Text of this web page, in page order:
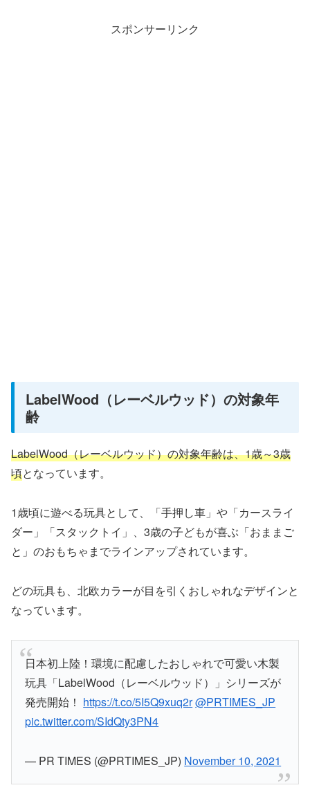
スポンサーリンク
LabelWood（レーベルウッド）の対象年
齢
LabelWood（レーベルウッド）の対象年齢は、1歳～3歳
頃となっています。
1歳頃に遊べる玩具として、「手押し車」や「カースライ
ダー」「スタックトイ」、3歳の子どもが喜ぶ「おままご
と」のおもちゃまでラインアップされています。
どの玩具も、北欧カラーが目を引くおしゃれなデザインと
なっています。
日本初上陸！環境に配慮したおしゃれで可愛い木製
玩具「LabelWood（レーベルウッド）」シリーズが
発売開始！ https://t.co/5I5Q9xuq2r@PRTIMES_JP
pic.twitter.com/SIdQty3PN4
— PR TIMES (@PRTIMES_JP) November 10, 2021